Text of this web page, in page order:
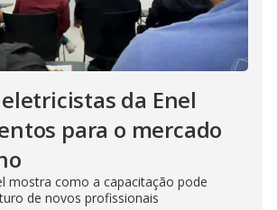
da Enel
para o mercado
mostra como a capacitação pode
de novos profissionais